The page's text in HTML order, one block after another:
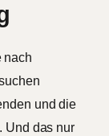
nach
und die
Und das nur